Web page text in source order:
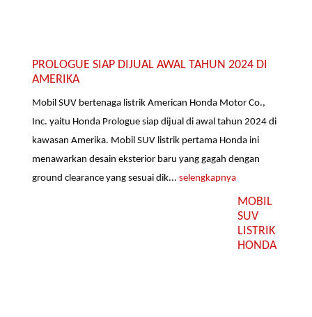
PROLOGUE SIAP DIJUAL AWAL TAHUN 2024 DI
AMERIKA
Mobil SUV bertenaga listrik American Honda Motor Co.,
Inc. yaitu Honda Prologue siap dijual di awal tahun 2024 di
kawasan Amerika. Mobil SUV listrik pertama Honda ini
menawarkan desain eksterior baru yang gagah dengan
ground clearance yang sesuai dik...selengkapnya
MOBIL
SUV
LISTRIK
HONDA